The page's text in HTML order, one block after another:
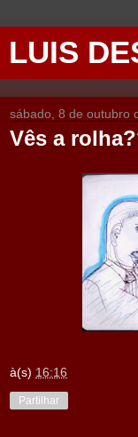
LUIS
sábado, 8 de outubro
Vês a
à(s) 16:16
Partilhar